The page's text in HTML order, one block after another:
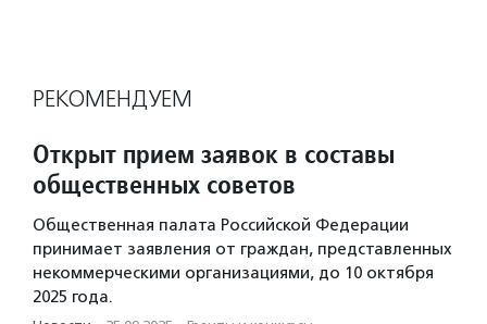
РЕКОМЕНДУЕМ
Открыт прием заявок в составы
общественных советов
Общественная палата Российской Федерации
принимает заявления от граждан, представленных
некоммерческими организациями, до 10 октября
2025 года.